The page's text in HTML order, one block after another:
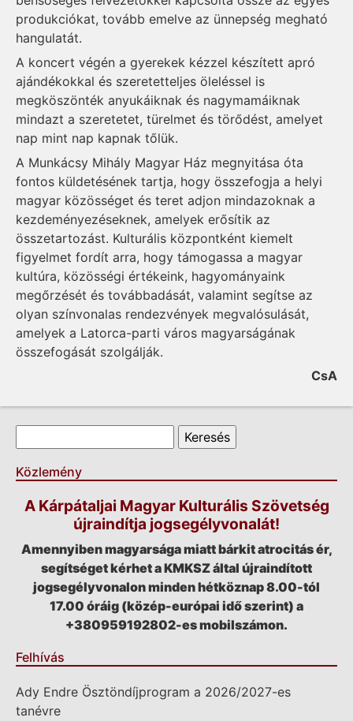
produkciókat, tovább emelve az ünnepség megható
hangulatát.
A koncert végén a gyerekek kézzel készített apró
ajándékokkal és szeretetteljes öleléssel is
megköszönték anyukáiknak és nagymamáiknak
mindazt a szeretetet, türelmet és törődést, amelyet
nap mint nap kapnak tőlük.
A Munkácsy Mihály Magyar Ház megnyitása óta
fontos küldetésének tartja, hogy összefogja a helyi
magyar közösséget és teret adjon mindazoknak a
kezdeményezéseknek, amelyek erősítik az
összetartozást. Kulturális központként kiemelt
figyelmet fordít arra, hogy támogassa a magyar
kultúra, közösségi értékeink, hagyományaink
megőrzését és továbbadását, valamint segítse az
olyan színvonalas rendezvények megvalósulását,
amelyek a Latorca-parti város magyarságának
összefogását szolgálják.
CsA
Keresés űrlap
Közlemény
A Kárpátaljai Magyar Kulturális Szövetség
újraindítja jogsegélyvonalát!
Amennyiben magyarsága miatt bárkit atrocitás ér,
segítséget kérhet a KMKSZ által újraindított
jogsegélyvonalon minden hétköznap 8.00-tól
17.00 óráig (közép-európai idő szerint) a
+380959192802-es mobilszámon.
Felhívás
Ady Endre Ösztöndíjprogram a 2026/2027-es
tanévre